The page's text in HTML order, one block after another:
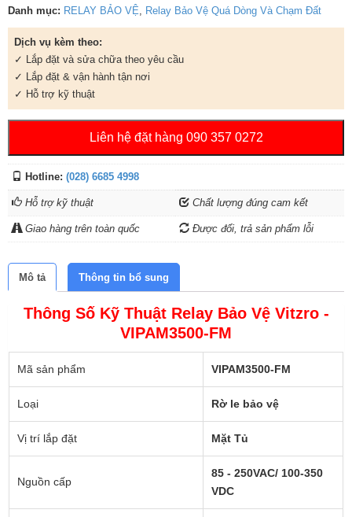
Danh mục: RELAY BẢO VỆ, Relay Bảo Vệ Quá Dòng Và Chạm Đất
Dịch vụ kèm theo:
✓ Lắp đặt và sửa chữa theo yêu cầu
✓ Lắp đặt & vận hành tận nơi
✓ Hỗ trợ kỹ thuật
Liên hệ đặt hàng 090 357 0272
Hotline: (028) 6685 4998
Hỗ trợ kỹ thuật Chất lượng đúng cam kết
Giao hàng trên toàn quốc Được đổi, trả sản phẩm lỗi
Mô tả Thông tin bổ sung
Thông Số Kỹ Thuật Relay Bảo Vệ Vitzro -
VIPAM3500-FM
Mã sản phẩm VIPAM3500-FM
Loại Rờ le bảo vệ
Vị trí lắp đặt Mặt Tủ
Nguồn cấp
85 - 250VAC/ 100-350
VDC